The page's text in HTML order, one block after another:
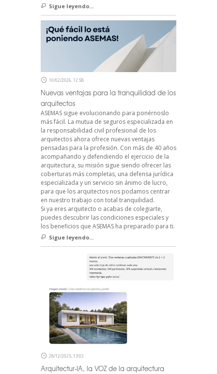
Sigue leyendo...
10/02/2026, 12:58
Nuevas ventajas para la tranquilidad de los
arquitectos
ASEMAS sigue evolucionando para ponérnoslo
más fácil. La mutua de seguros especializada en
la responsabilidad civil profesional de los
arquitectos ahora ofrece nuevas ventajas
pensadas para la profesión. Con más de 40 años
acompañando y defendiendo el ejercicio de la
arquitectura, su misión sigue siendo ofrecer las
coberturas más completas, una defensa jurídica
especializada y un servicio sin ánimo de lucro,
para que los arquitectos nos podamos centrar
en nuestro trabajo con total tranquilidad.
Si ya eres arquitecto o acabas de colegiarte,
puedes descubrir las condiciones especiales y
los beneficios que ASEMAS ha preparado para ti.
Sigue leyendo...
28/12/2025, 13:02
Arquitectur-IA, la VOZ de la arquitectura